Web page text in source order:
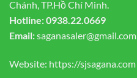
Chánh, TP.Hồ Chí Minh.
Hotline:0938.22.0669
Email:saganasaler@gmail.com
Website: https://sjsagana.com